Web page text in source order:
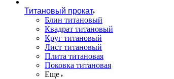
Титановый прокат
Блин титановый
Квадрат титановый
Круг титановый
Лист титановый
Плита титановая
Поковка титановая
Еще